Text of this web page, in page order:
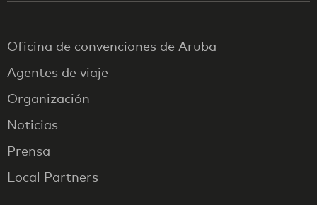
Oficina de convenciones de Aruba
Agentes de viaje
Organización
Noticias
Prensa
Local Partners